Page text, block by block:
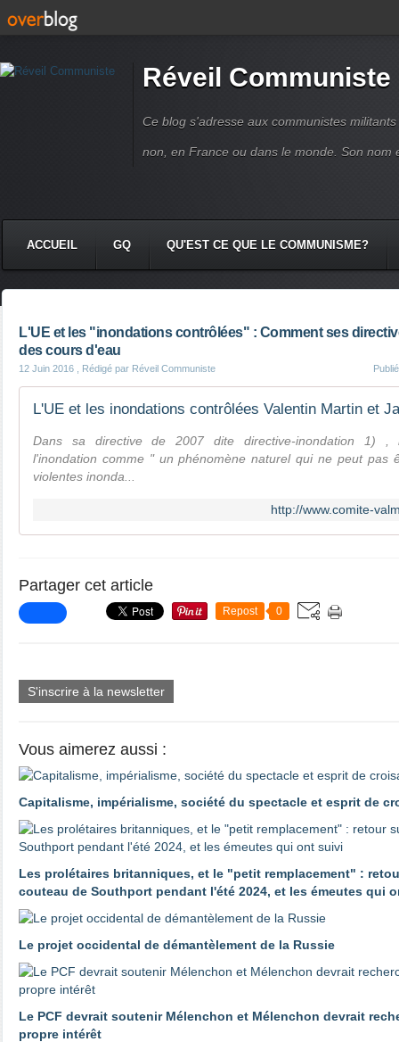
Réveil Communiste
Ce blog s'adresse aux communistes
non, en France ou dans le monde. Son nom
ACCUEIL GQ QU'EST CE QUE LE COMMUNISME?
L'UE et les "inondations contrôlées" : Comment ses
des cours d'eau
12 Juin 2016 , Rédigé par Réveil Communiste
L'UE et les inondations contrôlées Valentin Martin et
Dans sa directive de 2007 dite directive-inondation 1) ,
l'inondation comme " un phénomène naturel qui ne peut pas
violentes inonda...
http://www.comite-
Partager cet article
Repost 0
S'inscrire à la newsletter
Vous aimerez aussi :
Capitalisme, impérialisme, société du spectacle et esprit de
Les prolétaires britanniques, et le "petit remplacement" :
couteau de Southport pendant l'été 2024, et les émeutes qui
Le projet occidental de démantèlement de la Russie
Le PCF devrait soutenir Mélenchon et Mélenchon devrait
propre intérêt